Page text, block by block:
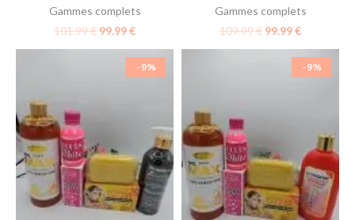
Gammes complets
101.99€ 99.99€
Gammes complets
109.99€ 99.99€
-9% -9%